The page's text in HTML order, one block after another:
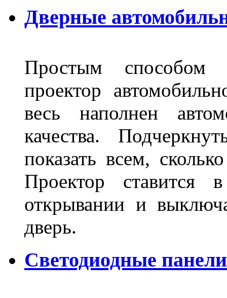
Дверные
Простым способом
проектор
весь наполнен
качества.
показать всем,
Проектор ставится
открывании и
дверь.
Светодиодные